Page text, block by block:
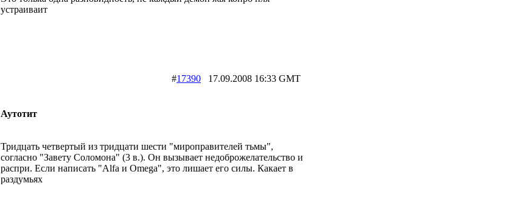
устраиваит
#17390 17.09.2008 16:33 GMT
Аутотит
Тридцать четвертый из тридцати шести "мироправителей тьмы",
согласно "Завету Соломона" (3 в.). Он вызывает недоброжелательство и
распри. Если написать "Alfa и Omega", это лишает его силы. Какает в
раздумьях